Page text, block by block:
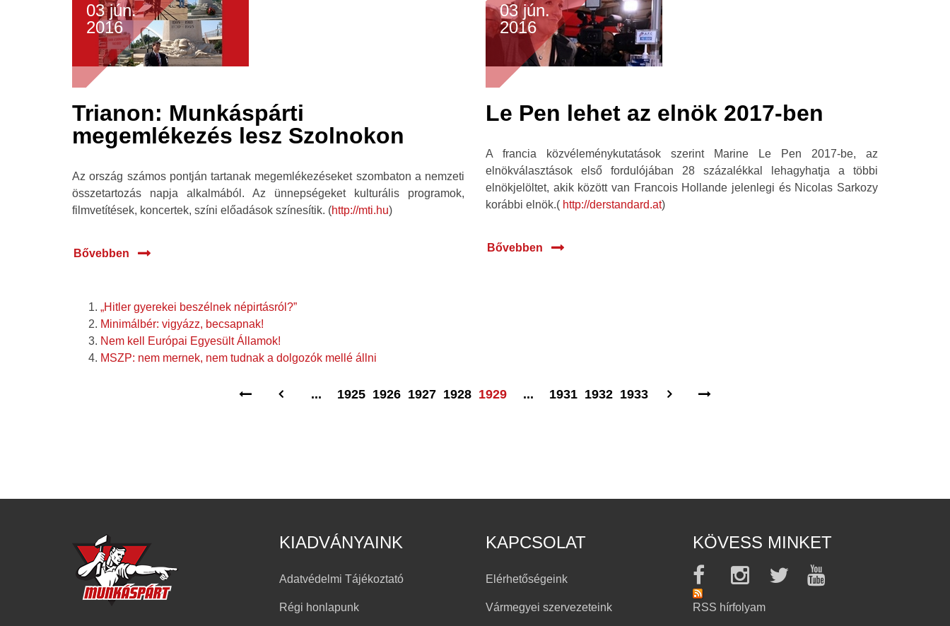
03 jún.
2016
Trianon: Munkáspárti
megemlékezés lesz Szolnokon
Az ország számos pontján tartanak megemlékezéseket szombaton a nemzeti
összetartozás napja alkalmából. Az ünnepségeket kulturális programok,
filmvetítések, koncertek, színi előadások színesítik. (http://mti.hu)
Bővebben
03 jún.
2016
Le Pen lehet az elnök 2017-ben
A francia közvéleménykutatások szerint Marine Le Pen 2017-be, az
elnökválasztások első fordulójában 28 százalékkal lehagyhatja a többi
elnökjelöltet, akik között van Francois Hollande jelenlegi és Nicolas Sarkozy
korábbi elnök.( http://derstandard.at)
Bővebben
„Hitler gyerekei beszélnek népirtásról?”
Minimálbér: vigyázz, becsapnak!
Nem kell Európai Egyesült Államok!
MSZP: nem mernek, nem tudnak a dolgozók mellé állni
... 1925 1926 1927 1928 1929 ... 1931 1932 1933
KIADVÁNYAINK
Adatvédelmi Tájékoztató
Régi honlapunk
KAPCSOLAT
Elérhetőségeink
Vármegyei szervezeteink
KÖVESS MINKET
RSS hírfolyam